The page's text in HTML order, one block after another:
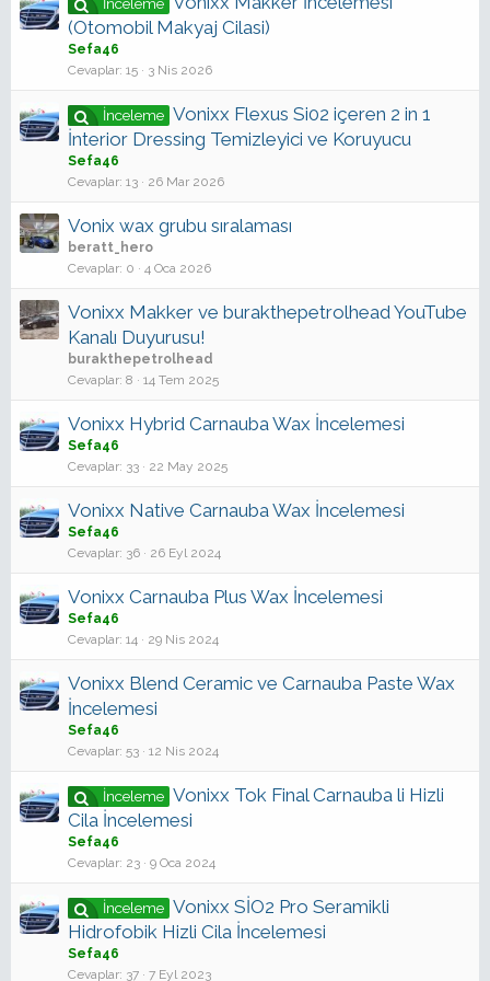
İnceleme
(Otomobil Makyaj Cilasi)
Sefa46
Cevaplar 15 3 Nis 2026
İnceleme Vonixx Flexus Si02 içeren 2 in 1
İnterior Dressing Temizleyici ve Koruyucu
Sefa46
Cevaplar 13 26 Mar 2026
Vonix wax grubu sıralaması
beratt_hero
Cevaplar 0 4 Oca 2026
Vonixx Makker ve burakthepetrolhead YouTube
Kanalı Duyurusu!
burakthepetrolhead
Cevaplar 8 14 Tem 2025
Vonixx Hybrid Carnauba Wax İncelemesi
Sefa46
Cevaplar 33 22 May 2025
Vonixx Native Carnauba Wax İncelemesi
Sefa46
Cevaplar 36 26 Eyl 2024
Vonixx Carnauba Plus Wax İncelemesi
Sefa46
Cevaplar 14 29 Nis 2024
Vonixx Blend Ceramic ve Carnauba Paste Wax
İncelemesi
Sefa46
Cevaplar 53 12 Nis 2024
İnceleme Vonixx Tok Final Carnauba li Hizli
Cila İncelemesi
Sefa46
Cevaplar 23 9 Oca 2024
İnceleme Vonixx SİO2 Pro Seramikli
Hidrofobik Hizli Cila İncelemesi
Sefa46
Cevaplar 37 7 Eyl 2023